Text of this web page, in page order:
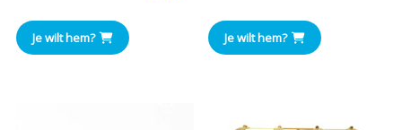
Je wilt hem? Je wilt hem?